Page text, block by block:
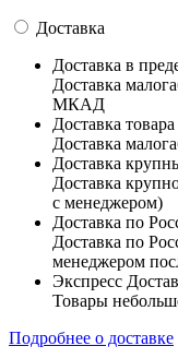
Доставка
Доставка в
Доставка
МКАД
Доставка
Доставка
Доставка
Доставка
с менеджером)
Доставка по
Доставка по
менеджером
Экспресс
Товары
Подробнее о доставке